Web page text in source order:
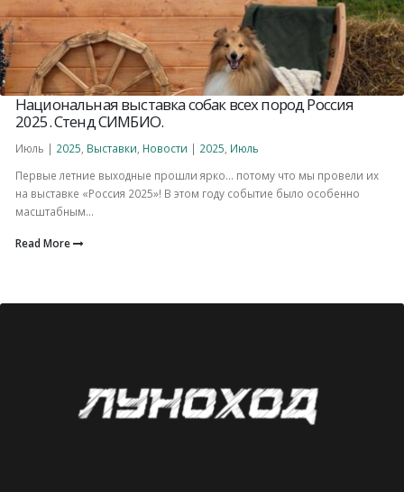
Национальная выставка собак всех пород Россия
2025. Стенд СИМБИО.
Июль | 2025 Выставки Новости | 2025 Июль
Первые летние выходные прошли ярко… потому что мы провели их
на выставке «Россия 2025»! В этом году событие было особенно
масштабным...
Read More